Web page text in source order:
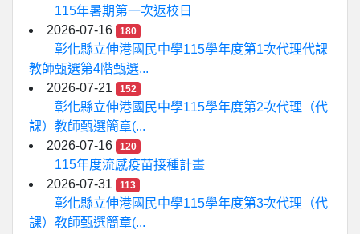
115年暑期第一次返校日
2026-07-16
180
彰化縣立伸港國民中學115學年度第1次代理代課
教師甄選第4階甄選...
2026-07-21
152
彰化縣立伸港國民中學115學年度第2次代理（代
課）教師甄選簡章(...
2026-07-16
120
115年度流感疫苗接種計畫
2026-07-31
113
彰化縣立伸港國民中學115學年度第3次代理（代
課）教師甄選簡章(...